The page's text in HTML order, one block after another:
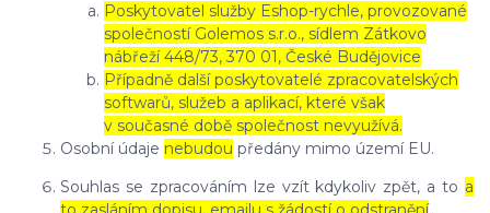
Poskytovatel služby Eshop-rychle, provozované
společností Golemos s.r.o., sídlem Zátkovo
nábřeží 448/73, 370 01, České Budějovice
Případně další poskytovatelé zpracovatelských
softwarů, služeb a aplikací, které však
v současné době společnost nevyužívá.
Osobní údaje nebudou předány mimo území EU.
Souhlas se zpracováním lze vzít kdykoliv zpět, a to a